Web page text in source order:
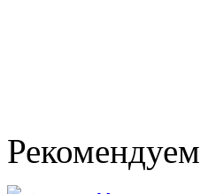
Рекомендуем